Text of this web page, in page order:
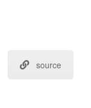
source